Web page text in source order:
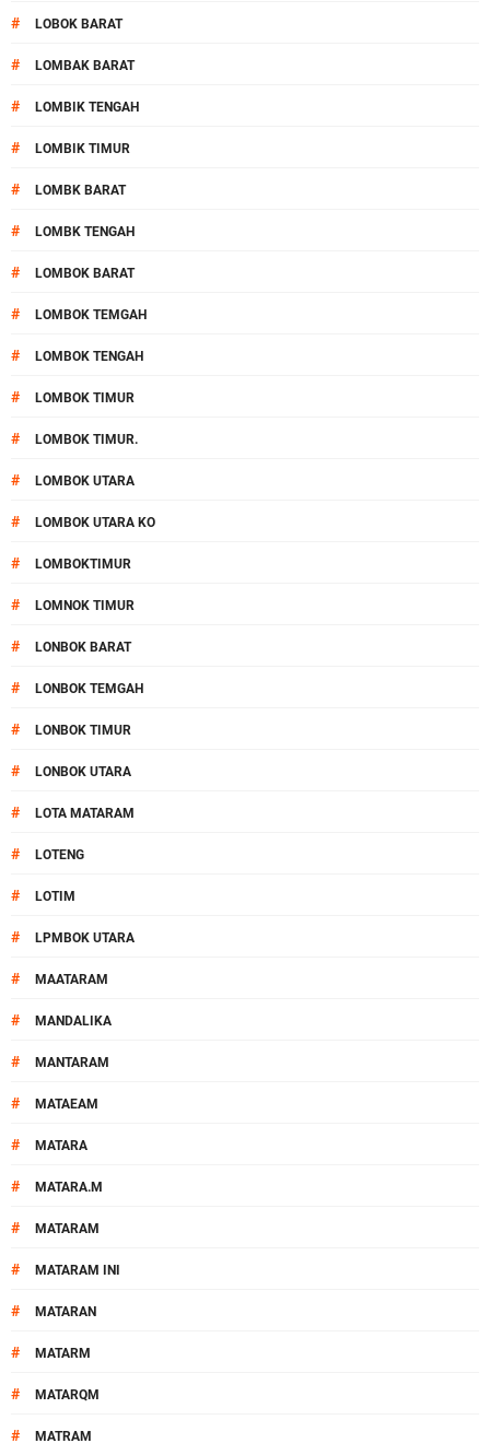
# LOBOK BARAT
# LOMBAK BARAT
# LOMBIK TENGAH
# LOMBIK TIMUR
# LOMBK BARAT
# LOMBK TENGAH
# LOMBOK BARAT
# LOMBOK TEMGAH
# LOMBOK TENGAH
# LOMBOK TIMUR
# LOMBOK TIMUR.
# LOMBOK UTARA
# LOMBOK UTARA KO
# LOMBOKTIMUR
# LOMNOK TIMUR
# LONBOK BARAT
# LONBOK TEMGAH
# LONBOK TIMUR
# LONBOK UTARA
# LOTA MATARAM
# LOTENG
# LOTIM
# LPMBOK UTARA
# MAATARAM
# MANDALIKA
# MANTARAM
# MATAEAM
# MATARA
# MATARA.M
# MATARAM
# MATARAM INI
# MATARAN
# MATARM
# MATARQM
# MATRAM